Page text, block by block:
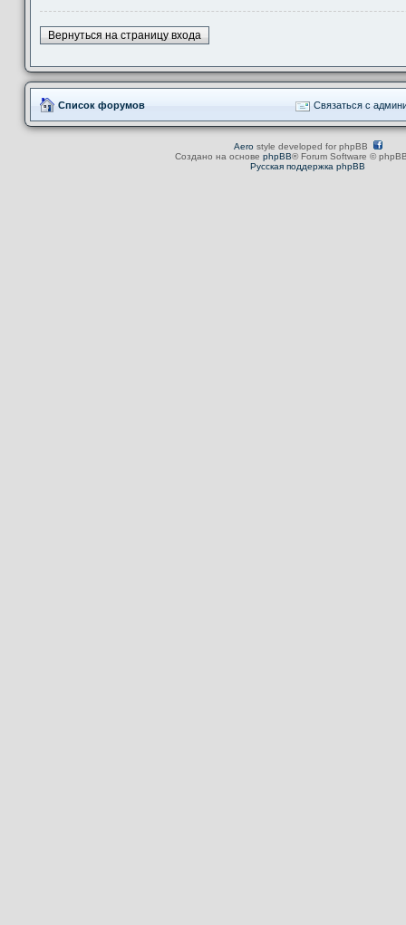
Вернуться на страницу входа
Список форумов Связаться с
Aerostyle developed for phpBB
Создано на основе phpBB® Forum Software ©
Русская поддержка phpBB